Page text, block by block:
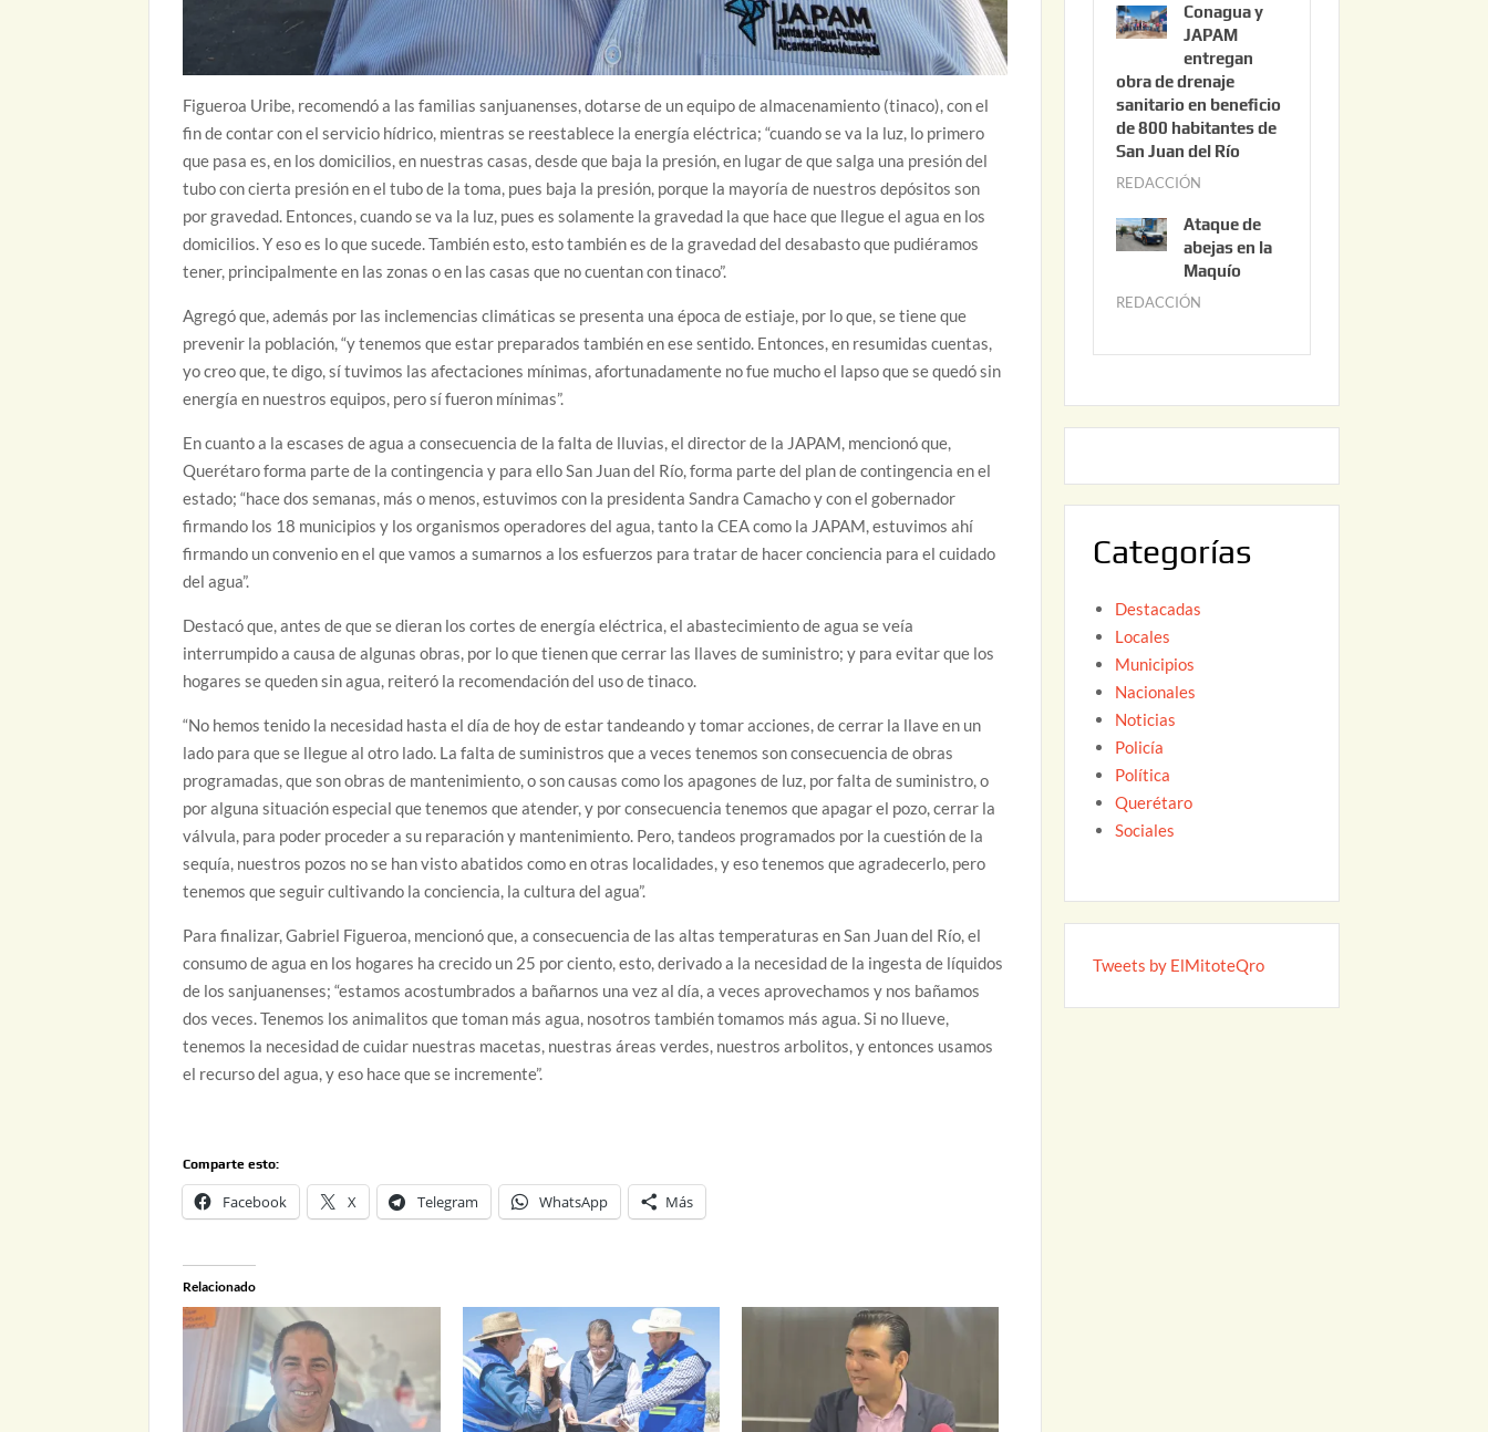
Figueroa Uribe, recomendó a las familias sanjuanenses, dotarse de un equipo de almacenamiento (tinaco), con el
fin de contar con el servicio hídrico, mientras se reestablece la energía eléctrica; “cuando se va la luz, lo primero
que pasa es, en los domicilios, en nuestras casas, desde que baja la presión, en lugar de que salga una presión del
tubo con cierta presión en el tubo de la toma, pues baja la presión, porque la mayoría de nuestros depósitos son
por gravedad. Entonces, cuando se va la luz, pues es solamente la gravedad la que hace que llegue el agua en los
domicilios. Y eso es lo que sucede. También esto, esto también es de la gravedad del desabasto que pudiéramos
tener, principalmente en las zonas o en las casas que no cuentan con tinaco”.
Agregó que, además por las inclemencias climáticas se presenta una época de estiaje, por lo que, se tiene que
prevenir la población, “y tenemos que estar preparados también en ese sentido. Entonces, en resumidas cuentas,
yo creo que, te digo, sí tuvimos las afectaciones mínimas, afortunadamente no fue mucho el lapso que se quedó sin
energía en nuestros equipos, pero sí fueron mínimas”.
En cuanto a la escases de agua a consecuencia de la falta de lluvias, el director de la JAPAM, mencionó que,
Querétaro forma parte de la contingencia y para ello San Juan del Río, forma parte del plan de contingencia en el
estado; “hace dos semanas, más o menos, estuvimos con la presidenta Sandra Camacho y con el gobernador
firmando los 18 municipios y los organismos operadores del agua, tanto la CEA como la JAPAM, estuvimos ahí
firmando un convenio en el que vamos a sumarnos a los esfuerzos para tratar de hacer conciencia para el cuidado
del agua”.
Destacó que, antes de que se dieran los cortes de energía eléctrica, el abastecimiento de agua se veía
interrumpido a causa de algunas obras, por lo que tienen que cerrar las llaves de suministro; y para evitar que los
hogares se queden sin agua, reiteró la recomendación del uso de tinaco.
“No hemos tenido la necesidad hasta el día de hoy de estar tandeando y tomar acciones, de cerrar la llave en un
lado para que se llegue al otro lado. La falta de suministros que a veces tenemos son consecuencia de obras
programadas, que son obras de mantenimiento, o son causas como los apagones de luz, por falta de suministro, o
por alguna situación especial que tenemos que atender, y por consecuencia tenemos que apagar el pozo, cerrar la
válvula, para poder proceder a su reparación y mantenimiento. Pero, tandeos programados por la cuestión de la
sequía, nuestros pozos no se han visto abatidos como en otras localidades, y eso tenemos que agradecerlo, pero
tenemos que seguir cultivando la conciencia, la cultura del agua”.
Para finalizar, Gabriel Figueroa, mencionó que, a consecuencia de las altas temperaturas en San Juan del Río, el
consumo de agua en los hogares ha crecido un 25 por ciento, esto, derivado a la necesidad de la ingesta de líquidos
de los sanjuanenses; “estamos acostumbrados a bañarnos una vez al día, a veces aprovechamos y nos bañamos
dos veces. Tenemos los animalitos que toman más agua, nosotros también tomamos más agua. Si no llueve,
tenemos la necesidad de cuidar nuestras macetas, nuestras áreas verdes, nuestros arbolitos, y entonces usamos
el recurso del agua, y eso hace que se incremente”.
Comparte esto:
Facebook X Telegram WhatsApp Más
Relacionado
0
2
6
n
i
o
3
0
0
2
6
Conagua y
JAPAM
entregan
obra de drenaje
sanitario en beneficio
de 800 habitantes de
San Juan del Río
REDACCIÓN
n
i
0
2
Ataque de
abejas en la
Maquío
REDACCIÓN
y
2
Categorías
Destacadas
Locales
Municipios
Nacionales
Noticias
Policía
Política
Querétaro
Sociales
Tweets by ElMitoteQro